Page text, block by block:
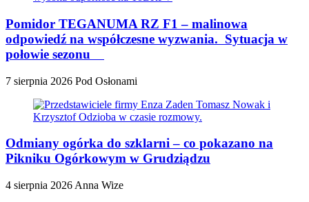
Pomidor TEGANUMA RZ F1 – malinowa
odpowiedź na współczesne wyzwania. Sytuacja w
połowie sezonu
7 sierpnia 2026 Pod Osłonami
Odmiany ogórka do szklarni – co pokazano na
Pikniku Ogórkowym w Grudziądzu
4 sierpnia 2026 Anna Wize